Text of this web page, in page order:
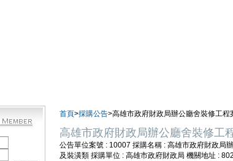
首頁>採購公告>高雄市政府財政局辦公廳舍裝修工程
高雄市政府財政局辦公廳舍裝修工
公告單位案號 : 10007 採購名稱 : 高雄市政府財政局
及裝潢類 採購單位 : 高雄市政府財政局 機關地址 :